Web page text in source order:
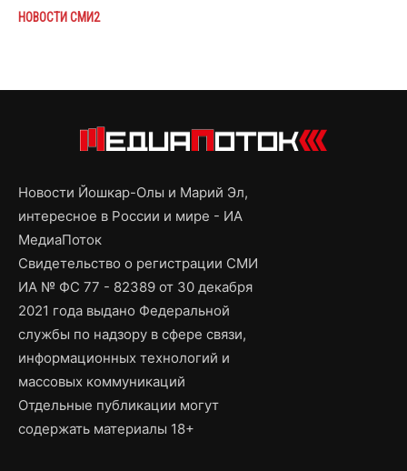
НОВОСТИ СМИ2
Новости Йошкар-Олы и Марий Эл,
интересное в России и мире - ИА
МедиаПоток
Свидетельство о регистрации СМИ
ИА № ФС 77 - 82389 от 30 декабря
2021 года выдано Федеральной
службы по надзору в сфере связи,
информационных технологий и
массовых коммуникаций
Отдельные публикации могут
содержать материалы 18+